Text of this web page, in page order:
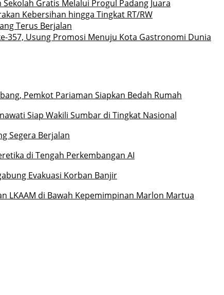
Gratis Melalui Progul Padang Juara
Kebersihan hingga Tingkat RT/RW
Terus Berjalan
357, Usung Promosi Menuju Kota Gastronomi Dunia
Pemkot Pariaman Siapkan Bedah Rumah
Siap Wakili Sumbar di Tingkat Nasional
Segera Berjalan
di Tengah Perkembangan AI
Evakuasi Korban Banjir
LKAAM di Bawah Kepemimpinan Marlon Martua